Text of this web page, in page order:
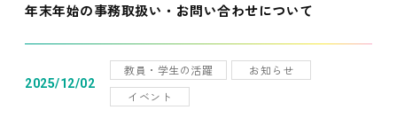
年末年始の事務取扱い・お問い合わせについて
2025/12/02
教員・学生の活躍
お知らせ
イベント